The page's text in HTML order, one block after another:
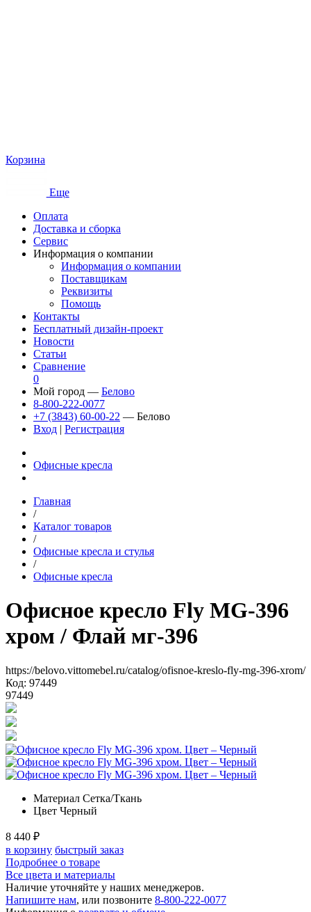
Корзина
Еще
Оплата
Доставка и сборка
Сервис
Информация о компании
Информация о компании
Поставщикам
Реквизиты
Помощь
Контакты
Бесплатный дизайн-проект
Новости
Статьи
Сравнение
0
Мой город — Белово
8-800-222-0077
+7 (3843) 60-00-22 — Белово
Вход | Регистрация
Офисные кресла
Главная
/
Каталог товаров
/
Офисные кресла и стулья
/
Офисные кресла
Офисное кресло Fly MG-396
хром / Флай мг-396
https://belovo.vittomebel.ru/catalog/ofisnoe-kreslo-fly-mg-396-xrom/
Код: 97449
97449
Материал Сетка/Ткань
Цвет Черный
8 440 ₽
в корзину быстрый заказ
Подробнее о товаре
Все цвета и материалы
Наличие уточняйте у наших менеджеров.
Напишите нам, или позвоните 8-800-222-0077